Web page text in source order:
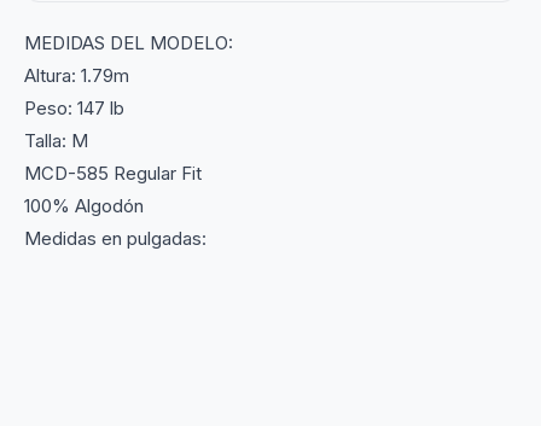
MEDIDAS DEL MODELO:
Altura: 1.79m
Peso: 147 lb
Talla: M
MCD-585 Regular Fit
100% Algodón
Medidas en pulgadas: